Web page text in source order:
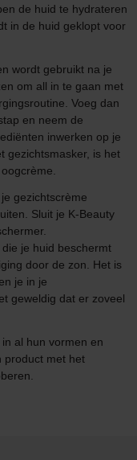
de huid te hydrateren
in de huid geklopt voor
wordt gebruikt na je
om all in te gaan met
Voeg dan
en neem de
inwerken op je
gezichtsmasker, is het
gezichtscrème
Sluit je K-Beauty
je huid beschermt
door de zon. Het is
je in je
geweldig dat er zoveel
al hun vormen en
product met het